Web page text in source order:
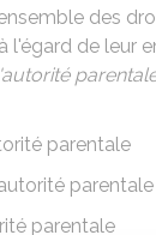
des
l'égard de leur
parentale
parentale
parentale